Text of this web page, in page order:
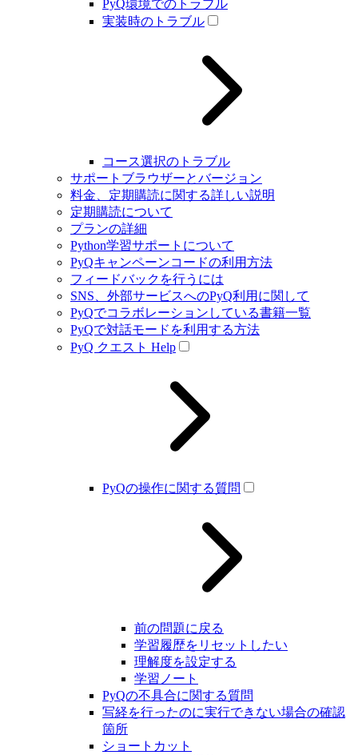
PyQ環境でのトラブル
実装時のトラブル
コース選択のトラブル
サポートブラウザーとバージョン
料金、定期購読に関する詳しい説明
定期購読について
プランの詳細
Python学習サポートについて
PyQキャンペーンコードの利用方法
フィードバックを行うには
SNS、外部サービスへのPyQ利用に関して
PyQでコラボレーションしている書籍一覧
PyQで対話モードを利用する方法
PyQ クエスト Help
PyQの操作に関する質問
前の問題に戻る
学習履歴をリセットしたい
理解度を設定する
学習ノート
PyQの不具合に関する質問
写経を行ったのに実行できない場合の確認
箇所
ショートカット